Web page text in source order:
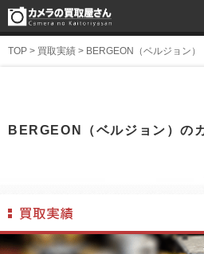
TOP > 買取実績 > BERGEON（ベルジョン）
BERGEON（ベルジョン）の